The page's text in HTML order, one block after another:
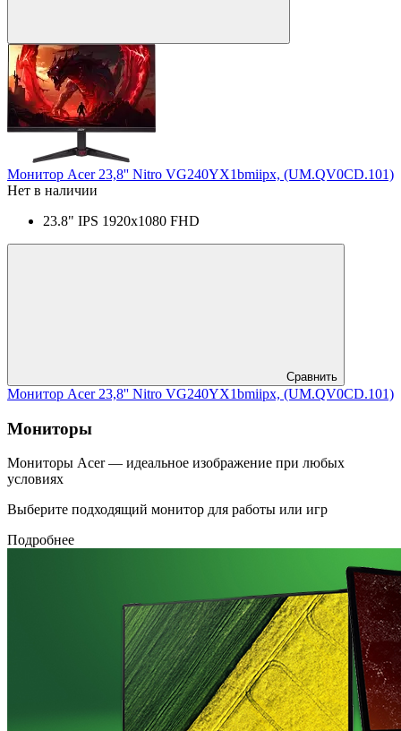
Монитор Acer 23,8'' Nitro VG240YX1bmiipx, (UM.QV0CD.101)
Нет в наличии
23.8" IPS 1920x1080 FHD
Сравнить
Монитор Acer 23,8'' Nitro VG240YX1bmiipx, (UM.QV0CD.101)
Мониторы
Мониторы Acer — идеальное изображение при любых
условиях
Выберите подходящий монитор для работы или игр
Подробнее